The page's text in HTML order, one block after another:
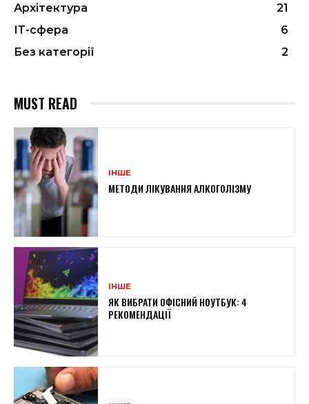
Архітектура
21
ІТ-сфера
6
Без категорії
2
MUST READ
ІНШЕ
МЕТОДИ ЛІКУВАННЯ АЛКОГОЛІЗМУ
ІНШЕ
ЯК ВИБРАТИ ОФІСНИЙ НОУТБУК: 4
РЕКОМЕНДАЦІЇ